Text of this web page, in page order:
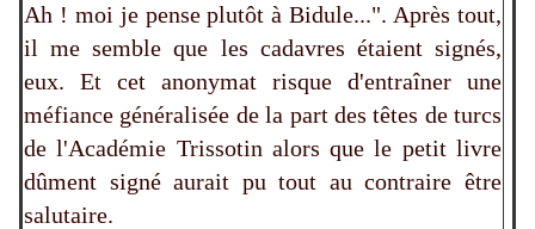
Ah ! moi je pense plutôt à Bidule...". Après tout,
il me semble que les cadavres étaient signés,
eux. Et cet anonymat risque d'entraîner une
méfiance généralisée de la part des têtes de turcs
de l'Académie Trissotin alors que le petit livre
dûment signé aurait pu tout au contraire être
salutaire.